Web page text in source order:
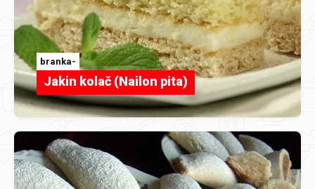
branka-
Jakin kolač (Nailon pita)